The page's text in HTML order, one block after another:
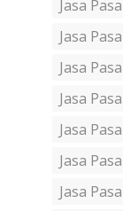
Jasa
Jasa
Jasa
Jasa
Jasa
Jasa
Jasa